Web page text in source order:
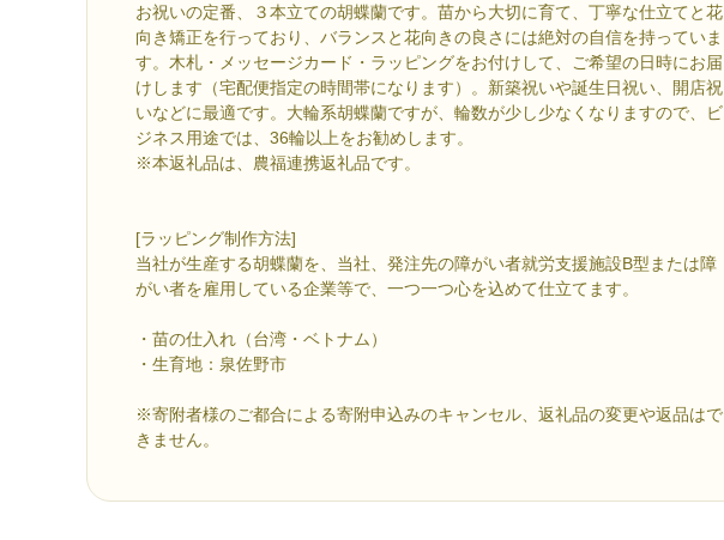
お祝いの定番、３本立ての胡蝶蘭です。苗から大切に育て、丁寧な仕立てと花
向き矯正を行っており、バランスと花向きの良さには絶対の自信を持っていま
す。木札・メッセージカード・ラッピングをお付けして、ご希望の日時にお届
けします（宅配便指定の時間帯になります）。新築祝いや誕生日祝い、開店祝
いなどに最適です。大輪系胡蝶蘭ですが、輪数が少し少なくなりますので、ビ
ジネス用途では、36輪以上をお勧めします。
※本返礼品は、農福連携返礼品です。
[ラッピング制作方法]
当社が生産する胡蝶蘭を、当社、発注先の障がい者就労支援施設B型または障
がい者を雇用している企業等で、一つ一つ心を込めて仕立てます。
・苗の仕入れ（台湾・ベトナム）
・生育地：泉佐野市
※寄附者様のご都合による寄附申込みのキャンセル、返礼品の変更や返品はで
きません。